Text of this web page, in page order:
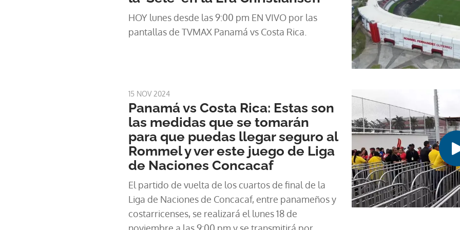
HOY lunes desde las 9:00 pm EN VIVO por las
pantallas de TVMAX Panamá vs Costa Rica.
15 NOV 2024
Panamá vs Costa Rica: Estas son
las medidas que se tomarán
para que puedas llegar seguro al
Rommel y ver este juego de Liga
de Naciones Concacaf
El partido de vuelta de los cuartos de final de la
Liga de Naciones de Concacaf, entre panameños y
costarricenses, se realizará el lunes 18 de